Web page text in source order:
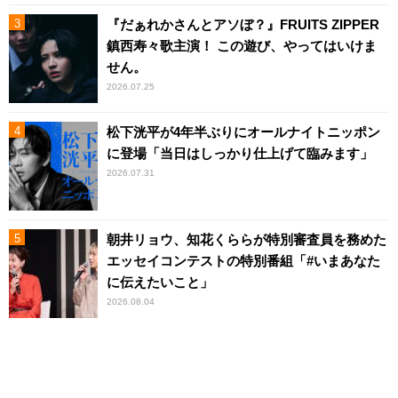
『だぁれかさんとアソぼ？』FRUITS ZIPPER
鎮西寿々歌主演！ この遊び、やってはいけま
せん。
2026.07.25
松下洸平が4年半ぶりにオールナイトニッポン
に登場「当日はしっかり仕上げて臨みます」
2026.07.31
朝井リョウ、知花くららが特別審査員を務めた
エッセイコンテストの特別番組「#いまあなた
に伝えたいこと」
2026.08.04